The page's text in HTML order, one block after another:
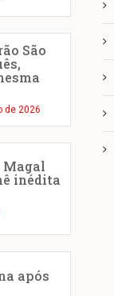
São
de 2026
Magal
inédita
após